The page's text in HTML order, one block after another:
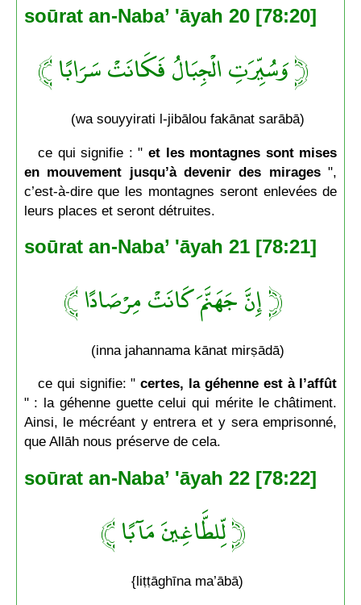
soūrat an-Naba’ 'āyah 20 [78:20]
﴿ وَسُيِّرَتِ الْجِبَالُ فَكَانَتْ سَرَابًا ﴾
(wa souyyirati l-jibālou fakānat sarābā)
ce qui signifie : " et les montagnes sont mises
en mouvement jusqu’à devenir des mirages",
c’est-à-dire que les montagnes seront enlevées de
leurs places et seront détruites.
soūrat an-Naba’ 'āyah 21 [78:21]
﴿ إِنَّ جَهَنَّمَ كَانَتْ مِرْصَادًا ﴾
(inna jahannama kānat mirṣādā)
ce qui signifie: "certes, la géhenne est à l’affût
" : la géhenne guette celui qui mérite le châtiment.
Ainsi, le mécréant y entrera et y sera emprisonné,
que Allāh nous préserve de cela.
soūrat an-Naba’ 'āyah 22 [78:22]
﴿ لِّلطَّاغِينَ مَآبًا ﴾
{liṭṭāghīna ma’ābā)